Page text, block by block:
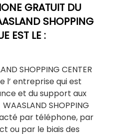
GRATUIT DU
SHOPPING
EST LE :
SHOPPING CENTER
l’ entreprise qui est
et du support aux
SHOPPING
par téléphone, par
ou par le biais des